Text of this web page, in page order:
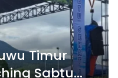
Timur
Sabtu